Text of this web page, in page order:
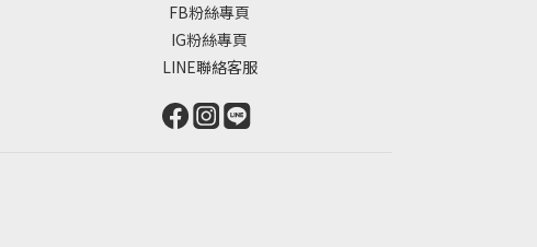
FB粉絲專頁
IG粉絲專頁
LINE聯絡客服